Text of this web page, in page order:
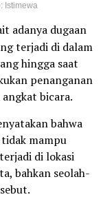
Istimewa
adanya dugaan
terjadi di dalam
hingga saat
penanganan
bicara.
bahwa
mampu
di lokasi
bahkan seolah-